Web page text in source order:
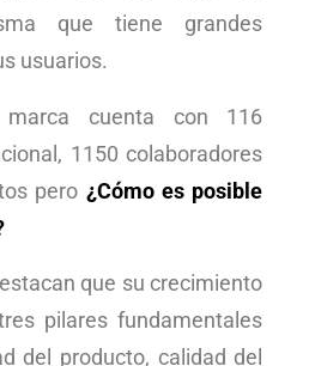
que tiene grandes
usuarios.
cuenta con 116
1150 colaboradores
pero ¿Cómo es posible
que su crecimiento
pilares fundamentales
del producto, calidad del